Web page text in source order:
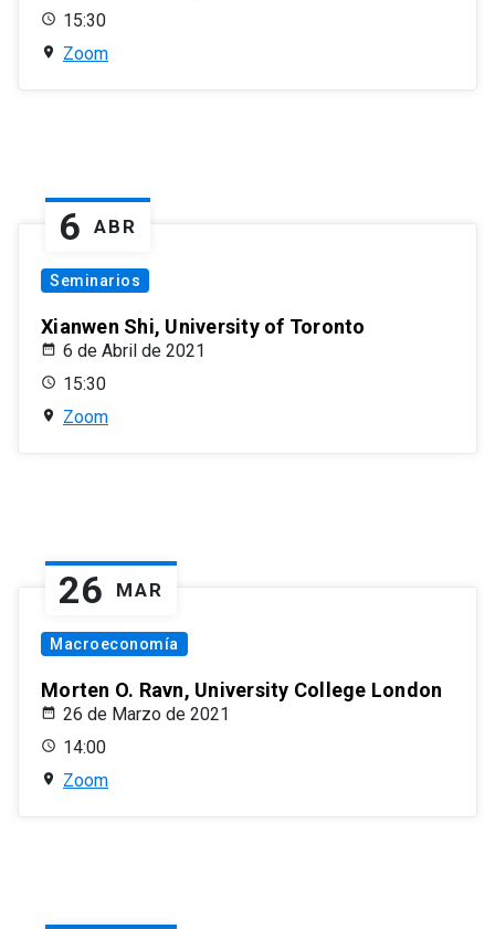
15:30
Zoom
6 ABR
Seminarios
Xianwen Shi, University of Toronto
6 de Abril de 2021
15:30
Zoom
26 MAR
Macroeconomía
Morten O. Ravn, University College London
26 de Marzo de 2021
14:00
Zoom